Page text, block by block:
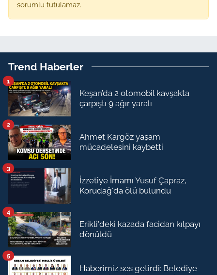
sorumlu tutulamaz.
Trend Haberler
Keşan’da 2 otomobil kavşakta
çarpıştı 9 ağır yaralı
1
Ahmet Kargöz yaşam
mücadelesini kaybetti
2
İzzetiye İmamı Yusuf Çapraz,
Korudağ'da ölü bulundu
3
Erikli'deki kazada facidan kılpayı
dönüldü
4
Haberimiz ses getirdi: Belediye
5